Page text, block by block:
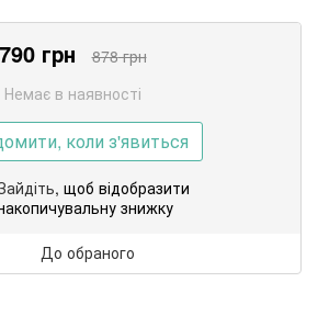
790грн 878грн
Немає в наявності
коли з'явиться
, щоб відобразити
знижку
До обраного